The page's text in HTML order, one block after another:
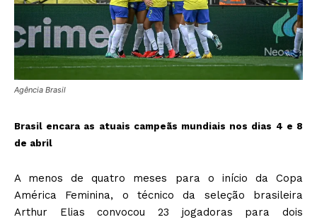
Agência Brasil
Brasil encara as atuais campeãs mundiais nos dias 4 e 8
de abril
A menos de quatro meses para o início da Copa
América Feminina, o técnico da seleção brasileira
Arthur Elias convocou 23 jogadoras para dois